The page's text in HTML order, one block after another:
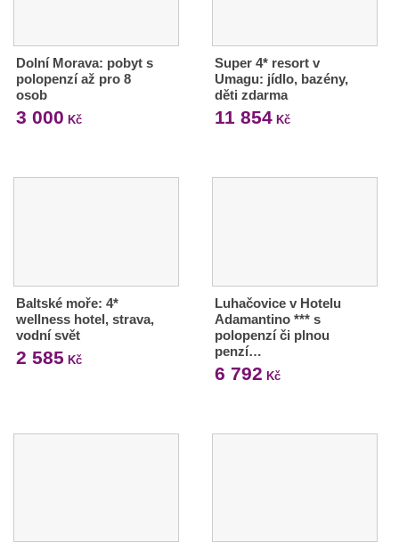
Dolní Morava: pobyt s
polopenzí až pro 8
osob
3 000 Kč
Super 4* resort v
Umagu: jídlo, bazény,
děti zdarma
11 854Kč
Baltské moře: 4*
wellness hotel, strava,
vodní svět
2 585 Kč
Luhačovice v Hotelu
Adamantino *** s
polopenzí či plnou
penzí…
6 792 Kč